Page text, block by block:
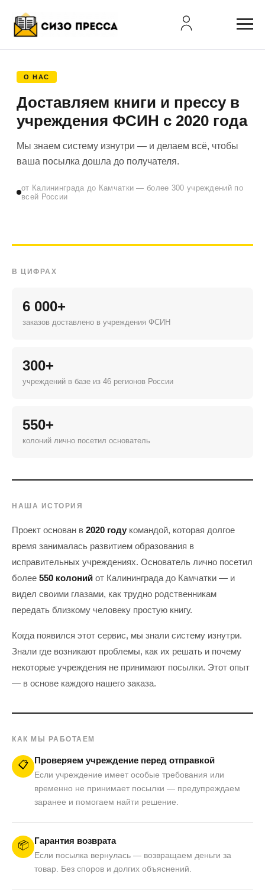
О НАС
Доставляем книги и прессу в
учреждения ФСИН с 2020 года
Мы знаем систему изнутри — и делаем всё, чтобы
ваша посылка дошла до получателя.
от Калининграда до Камчатки — более 300 учреждений по
всей России
В ЦИФРАХ
6 000+
заказов доставлено в учреждения ФСИН
300+
учреждений в базе из 46 регионов России
550+
колоний лично посетил основатель
НАША ИСТОРИЯ
Проект основан в 2020 году командой, которая долгое
время занималась развитием образования в
исправительных учреждениях. Основатель лично посетил
более 550 колоний от Калининграда до Камчатки — и
видел своими глазами, как трудно родственникам
передать близкому человеку простую книгу.
Когда появился этот сервис, мы знали систему изнутри.
Знали где возникают проблемы, как их решать и почему
некоторые учреждения не принимают посылки. Этот опыт
— в основе каждого нашего заказа.
КАК МЫ РАБОТАЕМ
📋 Проверяем учреждение перед отправкой
Если учреждение имеет особые требования или
временно не принимает посылки — предупреждаем
заранее и помогаем найти решение.
📦 Гарантия возврата
Если посылка вернулась — возвращаем деньги за
товар. Без споров и долгих объяснений.